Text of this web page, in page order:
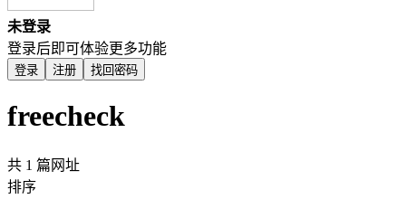
未登录
登录后即可体验更多功能
登录 注册 找回密码
freecheck
共 1 篇网址
排序